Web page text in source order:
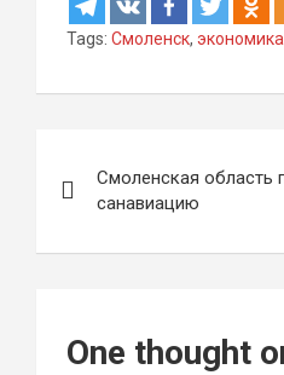
Tags: Смоленск, экономика
по
записям
Смоленская область
санавиацию
One thought